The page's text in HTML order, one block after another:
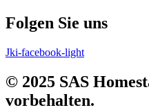
Folgen Sie uns
Jki-facebook-light
© 2025 SAS
vorbehalten.